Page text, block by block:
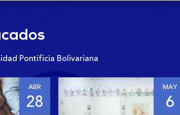
Pontificia Bolivariana
ABR
28
Montería / Cultural MAY
6